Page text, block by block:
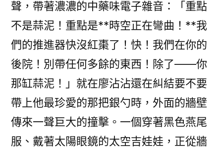
聲，帶著濃濃的中藥味電子雜音：「重點
不是蒜泥！重點是**時空正在彎曲！**我
們的推進器快沒紅棗了！快！我們在你的
後院！別帶任何多餘的東西！除了——你
那缸蒜泥！」就在廖沾沾還在糾結要不要
帶上他最珍愛的那把銀勺時，外面的牆壁
傳來一聲巨大的撞擊。一個穿著黑色燕尾
服、戴著太陽眼鏡的太空吉娃娃，正從牆